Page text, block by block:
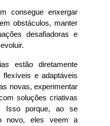
consegue enxergar
obstáculos, manter
desafiadoras e
estão diretamente
flexíveis e adaptáveis
novas, experimentar
soluções criativas
Isso porque, ao se
novo, eles veem a